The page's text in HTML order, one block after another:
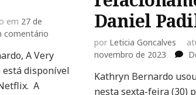
em 27 de
comentárioem
Bernardo
está
A Very
está disponível
A
Daniel
por Leticia Goncalves
novembro de 2023
Kathryn Bernardo
nesta sexta-feira (30)